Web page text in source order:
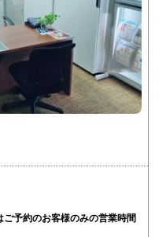
予約のお客様のみの営業時間